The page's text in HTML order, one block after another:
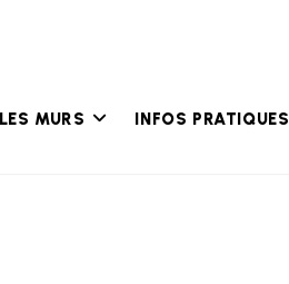
MURS INFOS PRATIQUES